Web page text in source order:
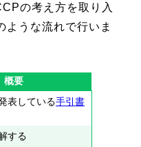
の考え方を取り入
ような流れで行いま
概要
表している手引書
する